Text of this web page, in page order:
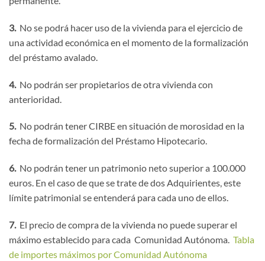
3. No se podrá hacer uso de la vivienda para el ejercicio de
una actividad económica en el momento de la formalización
del préstamo avalado.
4. No podrán ser propietarios de otra vivienda con
anterioridad.
5.No podrán tener CIRBE en situación de morosidad en la
fecha de formalización del Préstamo Hipotecario.
6. No podrán tener un patrimonio neto superior a 100.000
euros. En el caso de que se trate de dos Adquirientes, este
límite patrimonial se entenderá para cada uno de ellos.
7. El precio de compra de la vivienda no puede superar el
máximo establecido para cada Comunidad Autónoma. Tabla
de importes máximos por Comunidad Autónoma